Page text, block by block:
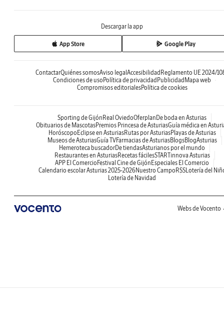
Descargar la app
App Store Google Play
ContactarQuiénes somosAviso legal Accesibilidad Reglamento UE 2024/
Condiciones de uso Política de privacidad Publicidad Mapa web
Compromisos editorialesPolítica de cookies
Sporting de Gijón Real OviedoOferplan De boda en Asturias
Obituarios de MascotasPremios Princesa de AsturiasGuía médica en
Horóscopo Eclipse en AsturiasRutas por AsturiasPlayas de Asturias
Museos de AsturiasGuía TVFarmacias de AsturiasBlogsBlogAsturias
Hemeroteca buscadorDe tiendasAsturianos por el mundo
Restaurantes en AsturiasRecetas fácilesSTARTinnova Asturias
APP El Comercio Festival Cine de Gijón Especiales El Comercio
Calendario escolar Asturias 2025-2026Nuestro Campo RSSLotería del
Lotería de Navidad
Webs de Vocento